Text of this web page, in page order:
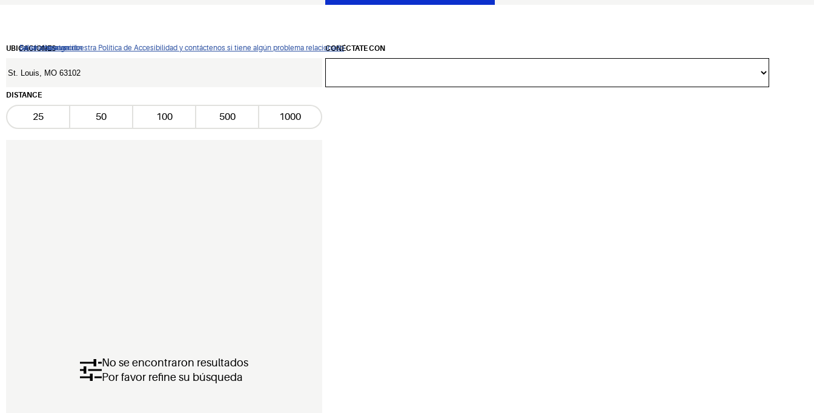
De clic para ver nuestra Política de Accesibilidad y contáctenos si tiene algún problema relacionado
Saltar a navegación
Saltar al contenido
Saltar a buscar
UBICACIONES CONÉCTATE CON
DISTANCE
25 50 100 500 1000
No se encontraron resultados
Por favor refine su búsqueda